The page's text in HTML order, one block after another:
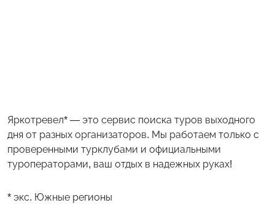
Яркотревел* — это сервис поиска туров выходного
дня от разных организаторов. Мы работаем только с
проверенными турклубами и официальными
туроператорами, ваш отдых в надежных руках!
* экс. Южные регионы